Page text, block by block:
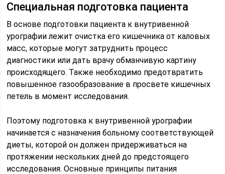
Специальная подготовка пациента
В основе подготовки пациента к внутривенной
урографии лежит очистка его кишечника от каловых
масс, которые могут затруднить процесс
диагностики или дать врачу обманчивую картину
происходящего. Также необходимо предотвратить
повышенное газообразование в просвете кишечных
петель в момент исследования.
Поэтому подготовка к внутривенной урографии
начинается с назначения больному соответствующей
диеты, которой он должен придерживаться на
протяжении нескольких дней до предстоящего
исследования. Основные принципы питания